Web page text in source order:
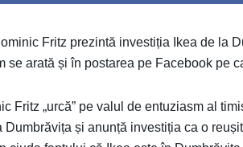
Fritz prezintă investiția Ikea de la
se arată și în postarea pe Facebook pe
Fritz „urcă” pe valul de entuziasm al
Dumbrăvița și anunță investiția ca o